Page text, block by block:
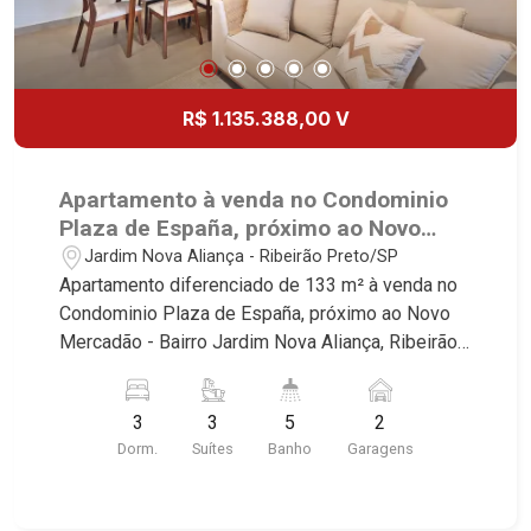
R$ 1.135.388,00 V
Apartamento à venda no Condominio
Plaza de España, próximo ao Novo
Mercadão - Ribeirão Preto/SP.
Jardim Nova Aliança - Ribeirão Preto/SP
Apartamento diferenciado de 133 m² à venda no
Condominio Plaza de España, próximo ao Novo
Mercadão - Bairro Jardim Nova Aliança, Ribeirão
imóvel que a Martinelli Imobiliária selecionou
para você: - 143m² de area util - 03 suites - Sala
02 ambientes com Open View - Lavabo - Cozinha
3
Dorm.
3
Suítes
5
Banho
2
Garagens